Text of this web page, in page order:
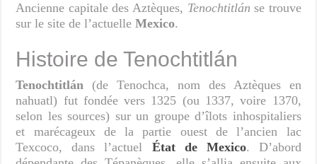
Ancienne capitale des Aztèques, Tenochtitlán se trouve
sur le site de l’actuelleMexico.
Histoire de Tenochtitlán
Tenochtitlán (de Tenochca, nom des Aztèques en
nahuatl) fut fondée vers 1325 (ou 1337, voire 1370,
selon les sources) sur un groupe d’îlots inhospitaliers
et marécageux de la partie ouest de l’ancien lac
Texcoco, dans l’actuel État de Mexico. D’abord